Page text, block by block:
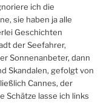
ich die
sie haben ja alle
Geschichten
der Seefahrer,
Sonnenanbeter, dann
Skandalen, gefolgt von
Cannes, der
Schätze lasse ich links